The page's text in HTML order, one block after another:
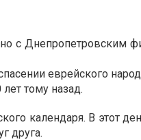
с Днепропетровским
еврейского
тому назад.
календаря. В этот
друга.